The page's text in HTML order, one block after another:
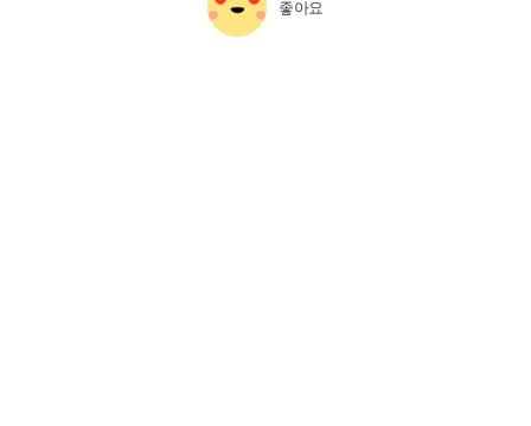
좋아요